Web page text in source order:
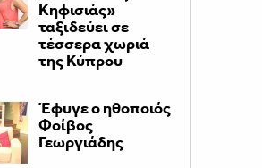
Κηφισιάς»
ταξιδεύει σε
τέσσερα χωριά
της Κύπρου
Έφυγε ο ηθοποιός
Φοίβος
Γεωργιάδης